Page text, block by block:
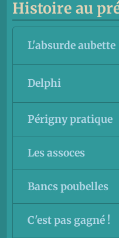
Histoire au
L'absurde aubette
Delphi
Périgny pratique
Les assoces
Bancs poubelles
C'est pas gagné !